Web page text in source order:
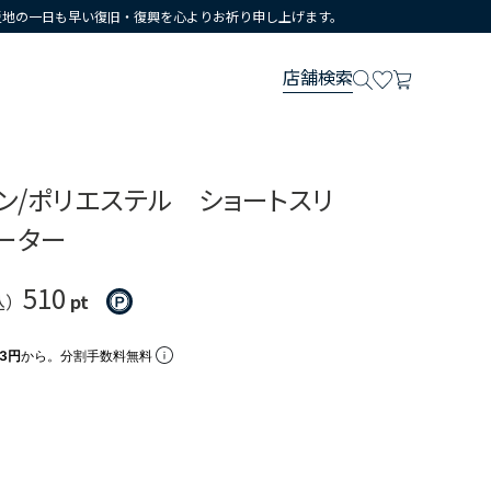
一日も早い復旧・復興を心よりお祈り申し上げます。
店舗検索
/ポリエステル ショートスリ
ター
）510 pt
円から。分割手数料無料